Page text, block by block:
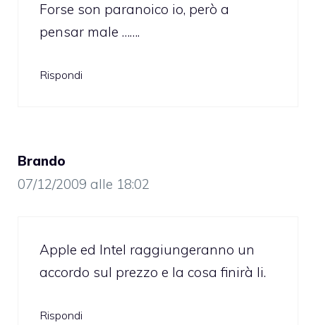
Forse son paranoico io, però a
pensar male …….
Rispondi
Brando
07/12/2009 alle 18:02
Apple ed Intel raggiungeranno un
accordo sul prezzo e la cosa finirà li.
Rispondi